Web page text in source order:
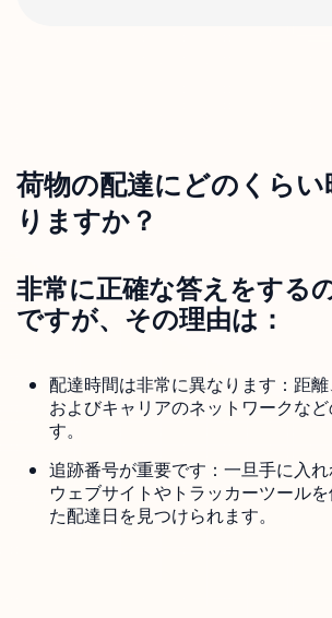
荷物の配達にどのくら
りますか？
非常に正確な答えをする
ですが、その理由は：
配達時間は非常に異なります：距
およびキャリアのネットワークな
す。
追跡番号が重要です：一旦手に入
ウェブサイトやトラッカーツール
た配達日を見つけられます。